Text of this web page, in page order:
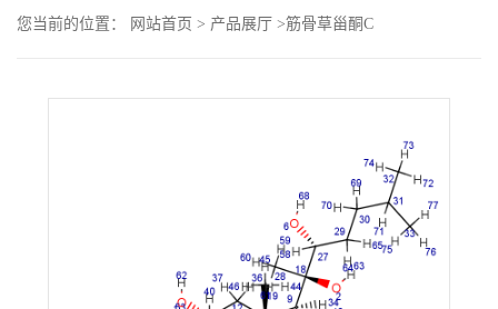
您当前的位置： 网站首页 > 产品展厅 >筋骨草甾酮C